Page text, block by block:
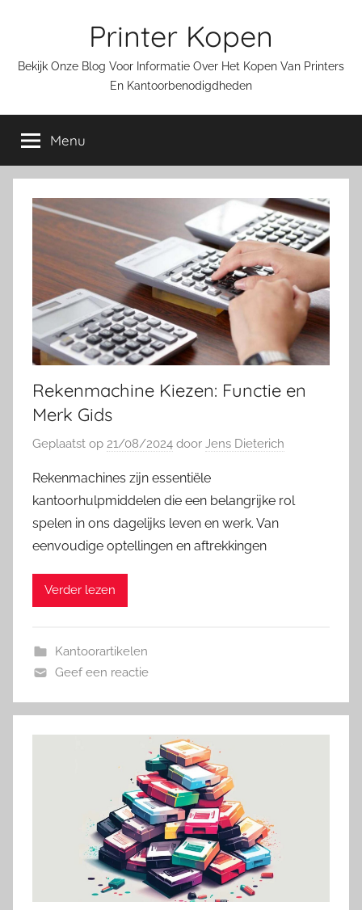
inhoud
Printer Kopen
Bekijk Onze Blog Voor Informatie Over Het Kopen Van Printers
En Kantoorbenodigdheden
Menu
Rekenmachine Kiezen: Functie en
Merk Gids
Geplaatst op 21/08/2024 door Jens Dieterich
Rekenmachines zijn essentiële
kantoorhulpmiddelen die een belangrijke rol
spelen in ons dagelijks leven en werk. Van
eenvoudige optellingen en aftrekkingen
Verder lezen
Kantoorartikelen
Geef een reactie